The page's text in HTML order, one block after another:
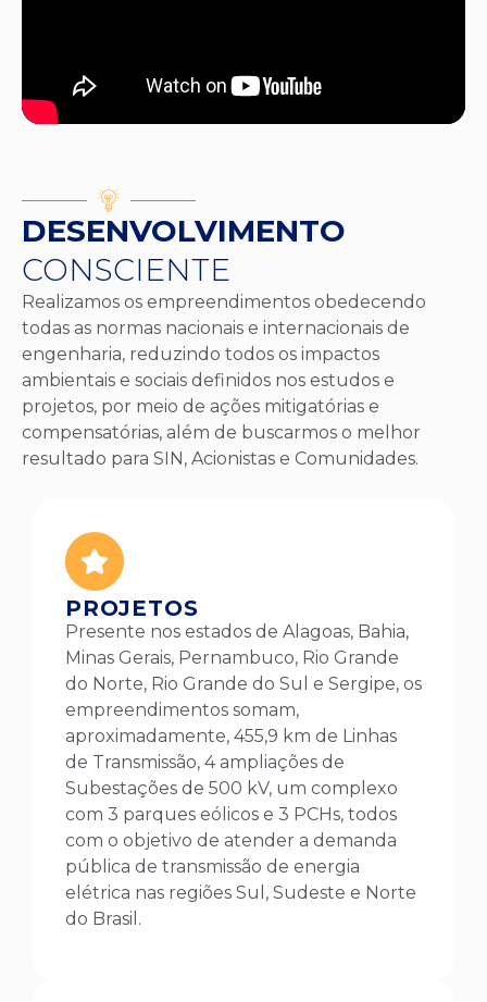
DESENVOLVIMENTO
CONSCIENTE
Realizamos os empreendimentos obedecendo
todas as normas nacionais e internacionais de
engenharia, reduzindo todos os impactos
ambientais e sociais definidos nos estudos e
projetos, por meio de ações mitigatórias e
compensatórias, além de buscarmos o melhor
resultado para SIN, Acionistas e Comunidades.
PROJETOS
Presente nos estados de Alagoas, Bahia,
Minas Gerais, Pernambuco, Rio Grande
do Norte, Rio Grande do Sul e Sergipe, os
empreendimentos somam,
aproximadamente, 455,9 km de Linhas
de Transmissão, 4 ampliações de
Subestações de 500 kV, um complexo
com 3 parques eólicos e 3 PCHs, todos
com o objetivo de atender a demanda
pública de transmissão de energia
elétrica nas regiões Sul, Sudeste e Norte
do Brasil.